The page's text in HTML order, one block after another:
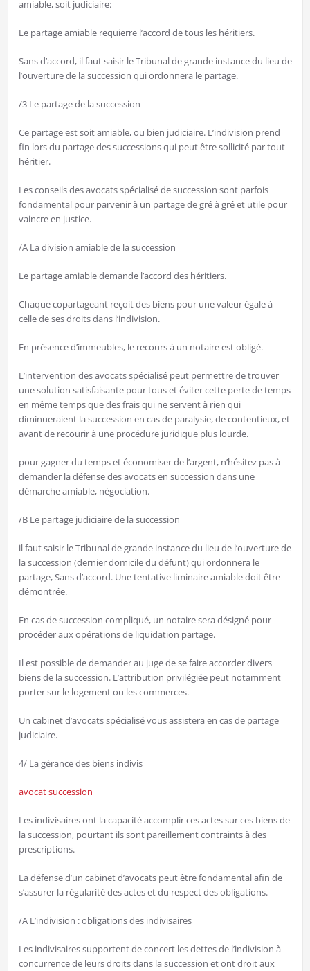
amiable, soit judiciaire:
Le partage amiable requierre l’accord de tous les héritiers.
Sans d’accord, il faut saisir le Tribunal de grande instance du lieu de
l’ouverture de la succession qui ordonnera le partage.
/3 Le partage de la succession
Ce partage est soit amiable, ou bien judiciaire. L’indivision prend
fin lors du partage des successions qui peut être sollicité par tout
héritier.
Les conseils des avocats spécialisé de succession sont parfois
fondamental pour parvenir à un partage de gré à gré et utile pour
vaincre en justice.
/A La division amiable de la succession
Le partage amiable demande l’accord des héritiers.
Chaque copartageant reçoit des biens pour une valeur égale à
celle de ses droits dans l’indivision.
En présence d’immeubles, le recours à un notaire est obligé.
L’intervention des avocats spécialisé peut permettre de trouver
une solution satisfaisante pour tous et éviter cette perte de temps
en même temps que des frais qui ne servent à rien qui
diminueraient la succession en cas de paralysie, de contentieux, et
avant de recourir à une procédure juridique plus lourde.
pour gagner du temps et économiser de l’argent, n’hésitez pas à
demander la défense des avocats en succession dans une
démarche amiable, négociation.
/B Le partage judiciaire de la succession
il faut saisir le Tribunal de grande instance du lieu de l’ouverture de
la succession (dernier domicile du défunt) qui ordonnera le
partage, Sans d’accord. Une tentative liminaire amiable doit être
démontrée.
En cas de succession compliqué, un notaire sera désigné pour
procéder aux opérations de liquidation partage.
Il est possible de demander au juge de se faire accorder divers
biens de la succession. L’attribution privilégiée peut notamment
porter sur le logement ou les commerces.
Un cabinet d’avocats spécialisé vous assistera en cas de partage
judiciaire.
4/ La gérance des biens indivis
avocat succession
Les indivisaires ont la capacité accomplir ces actes sur ces biens de
la succession, pourtant ils sont pareillement contraints à des
prescriptions.
La défense d’un cabinet d’avocats peut être fondamental afin de
s’assurer la régularité des actes et du respect des obligations.
/A L’indivision : obligations des indivisaires
Les indivisaires supportent de concert les dettes de l’indivision à
concurrence de leurs droits dans la succession et ont droit aux